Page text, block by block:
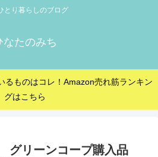
とり暮らしのブログ
なたのみち
るものはコレ！Amazon売れ筋ランキン
グはこちら
グリーンコープ購入品